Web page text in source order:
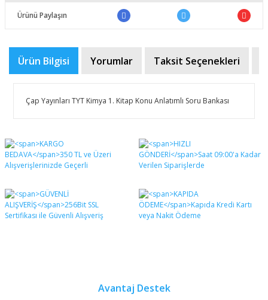
Ürünü Paylaşın
Ürün Bilgisi Yorumlar Taksit Seçenekleri
Çap Yayınları TYT Kimya 1. Kitap Konu Anlatımlı Soru Bankası
Bu ürüne ilk yorumu siz yapın!
Yorum Yaz
Bu ürünün fiyat bilgisi, resim, ürün açıklamalarında ve
diğer konularda yetersiz gördüğünüz noktaları öneri
formunu kullanarak tarafımıza iletebilirsiniz.
Görüş ve önerileriniz için teşekkür ederiz.
Ürün resmi kalitesiz, bozuk veya görüntülenemiyor.
Ürün açıklamasında eksik bilgiler bulunuyor.
Avantaj Destek